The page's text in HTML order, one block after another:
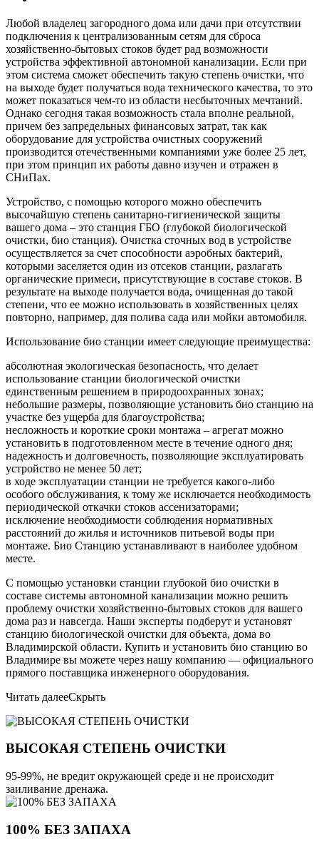
Любой владелец загородного дома или дачи при отсутствии
подключения к централизованным сетям для сброса
хозяйственно-бытовых стоков будет рад возможности
устройства эффективной автономной канализации. Если при
этом система сможет обеспечить такую степень очистки, что
на выходе будет получаться вода технического качества, то это
может показаться чем-то из области несбыточных мечтаний.
Однако сегодня такая возможность стала вполне реальной,
причем без запредельных финансовых затрат, так как
оборудование для устройства очистных сооружений
производится отечественными компаниями уже более 25 лет,
при этом принцип их работы давно изучен и отражен в
СНиПах.
Устройство, с помощью которого можно обеспечить
высочайшую степень санитарно-гигиенической защиты
вашего дома – это станция ГБО (глубокой биологической
очистки, био станция). Очистка сточных вод в устройстве
осуществляется за счет способности аэробных бактерий,
которыми заселяется один из отсеков станции, разлагать
органические примеси, присутствующие в составе стоков. В
результате на выходе получается вода, очищенная до такой
степени, что ее можно использовать в хозяйственных целях
повторно, например, для полива сада или мойки автомобиля.
Использование био станции имеет следующие преимущества:
абсолютная экологическая безопасность, что делает
использование станции биологической очистки
единственным решением в природоохранных зонах;
небольшие размеры, позволяющие установить био станцию на
участке без ущерба для благоустройства;
несложность и короткие сроки монтажа – агрегат можно
установить в подготовленном месте в течение одного дня;
надежность и долговечность, позволяющие эксплуатировать
устройство не менее 50 лет;
в ходе эксплуатации станции не требуется какого-либо
особого обслуживания, к тому же исключается необходимость
периодической откачки стоков ассенизаторами;
исключение необходимости соблюдения нормативных
расстояний до жилья и источников питьевой воды при
монтаже. Био Станцию устанавливают в наиболее удобном
месте.
С помощью установки станции глубокой био очистки в
составе системы автономной канализации можно решить
проблему очистки хозяйственно-бытовых стоков для вашего
дома раз и навсегда. Наши эксперты подберут и установят
станцию биологической очистки для объекта, дома во
Владимирской области. Купить и установить био станцию во
Владимире вы можете через нашу компанию — официального
прямого поставщика инженерного оборудования.
Читать далееСкрыть
ВЫСОКАЯ СТЕПЕНЬ ОЧИСТКИ
95-99%, не вредит окружающей среде и не происходит
заиливание дренажа.
100% БЕЗ ЗАПАХА